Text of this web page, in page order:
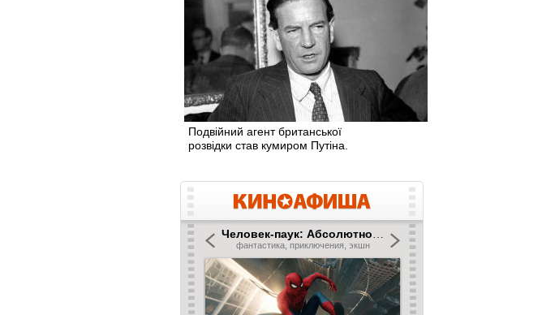
Подвійний агент британської
розвідки став кумиром Путіна.